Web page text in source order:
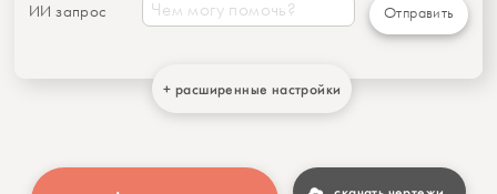
ИИ запрос Отправить
+ расширенные настройки